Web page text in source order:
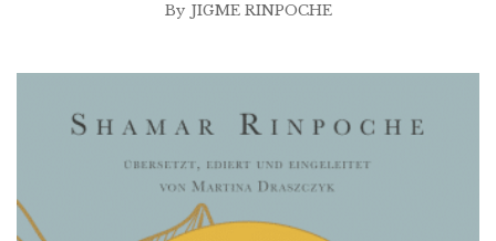
By JIGME RINPOCHE